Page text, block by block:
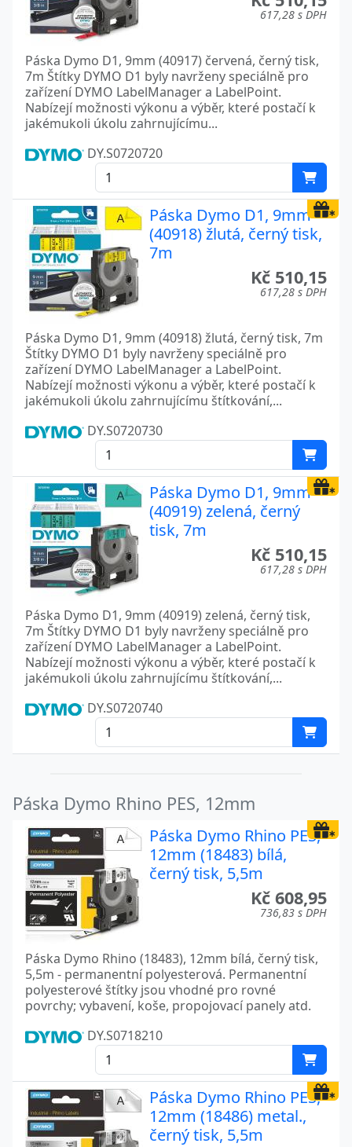
617,28 s DPH
Páska Dymo D1, 9mm (40917) červená, černý tisk,
7m Štítky DYMO D1 byly navrženy speciálně pro
zařízení DYMO LabelManager a LabelPoint.
Nabízejí možnosti výkonu a výběr, které postačí k
jakémukoli úkolu zahrnujícímu...
DY.S0720720
Páska Dymo D1, 9mm
(40918) žlutá, černý tisk,
7m
Kč 510,15
617,28 s DPH
Páska Dymo D1, 9mm (40918) žlutá, černý tisk, 7m
Štítky DYMO D1 byly navrženy speciálně pro
zařízení DYMO LabelManager a LabelPoint.
Nabízejí možnosti výkonu a výběr, které postačí k
jakémukoli úkolu zahrnujícímu štítkování,...
DY.S0720730
Páska Dymo D1, 9mm
(40919) zelená, černý
tisk, 7m
Kč 510,15
617,28 s DPH
Páska Dymo D1, 9mm (40919) zelená, černý tisk,
7m Štítky DYMO D1 byly navrženy speciálně pro
zařízení DYMO LabelManager a LabelPoint.
Nabízejí možnosti výkonu a výběr, které postačí k
jakémukoli úkolu zahrnujícímu štítkování,...
DY.S0720740
Páska Dymo Rhino PES, 12mm
Páska Dymo Rhino PES,
12mm (18483) bílá,
černý tisk, 5,5m
Kč 608,95
736,83 s DPH
Páska Dymo Rhino (18483), 12mm bílá, černý tisk,
5,5m - permanentní polyesterová. Permanentní
polyesterové štítky jsou vhodné pro rovné
povrchy; vybavení, koše, propojovací panely atd.
DY.S0718210
Páska Dymo Rhino PES,
12mm (18486) metal.,
černý tisk, 5,5m